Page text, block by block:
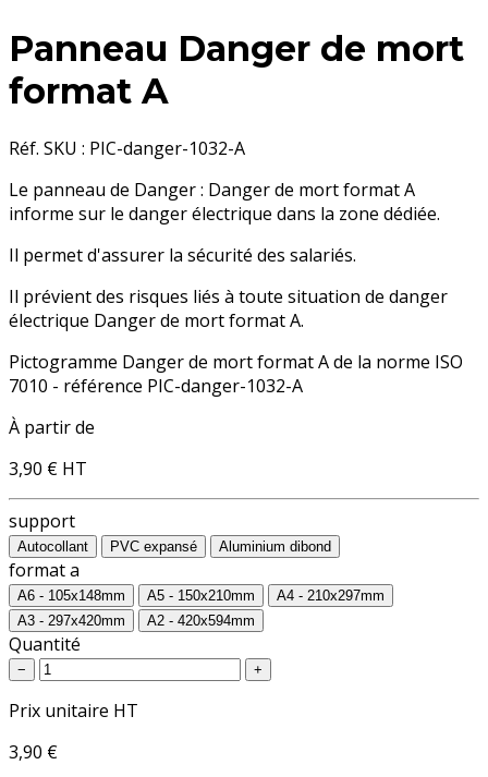
Panneau Danger de mort
format A
Réf. SKU : PIC-danger-1032-A
Le panneau de Danger : Danger de mort format A
informe sur le danger électrique dans la zone dédiée.
Il permet d'assurer la sécurité des salariés.
Il prévient des risques liés à toute situation de danger
électrique Danger de mort format A.
Pictogramme Danger de mort format A de la norme ISO
7010 - référence PIC-danger-1032-A
À partir de
3,90 € HT
support
Autocollant PVC expansé Aluminium dibond
format a
A6 - 105x148mm A5 - 150x210mm
A4 - 210x297mm
A3 - 297x420mm
A2 - 420x594mm
Quantité
− +
Prix unitaire HT
3,90 €